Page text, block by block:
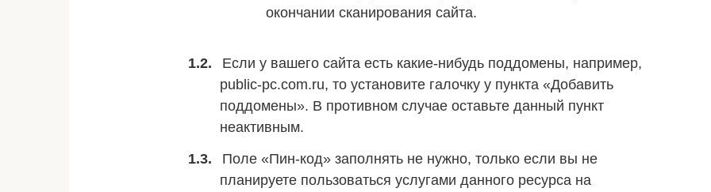
окончании сканирования сайта.
Если у вашего сайта есть какие-нибудь поддомены, например,
public-pc.com.ru, то установите галочку у пункта «Добавить
поддомены». В противном случае оставьте данный пункт
неактивным.
Поле «Пин-код» заполнять не нужно, только если вы не
планируете пользоваться услугами данного ресурса на